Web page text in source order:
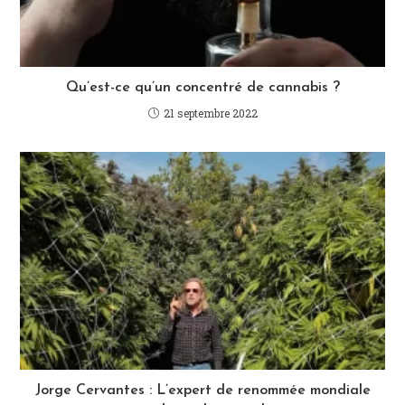
Qu’est-ce qu’un concentré de cannabis ?
21 septembre 2022
Jorge Cervantes : L’expert de renommée mondiale